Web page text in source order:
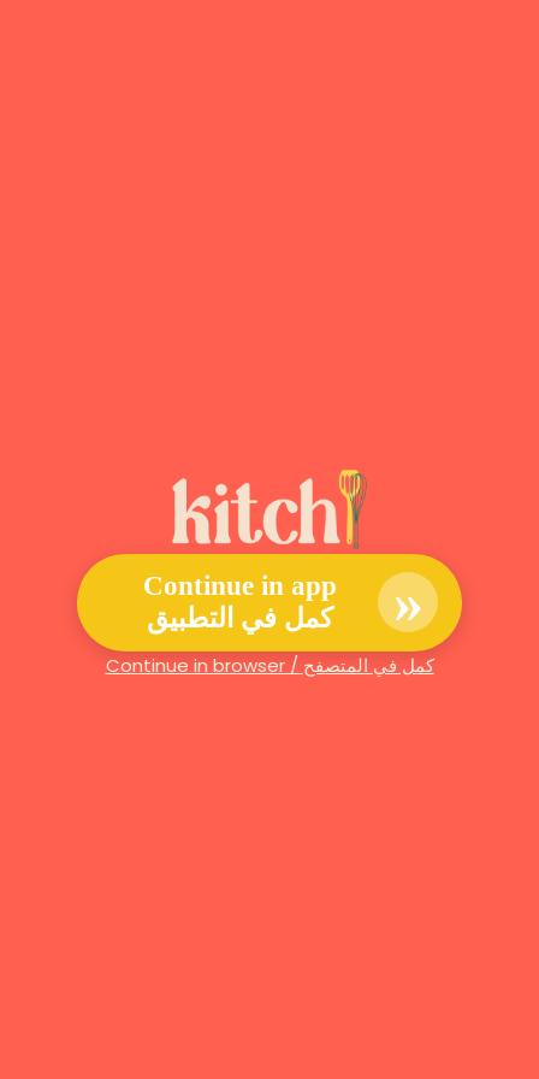
Continue in app
كمل في التطبيق
»
Continue in browser / كمل في المتصفح